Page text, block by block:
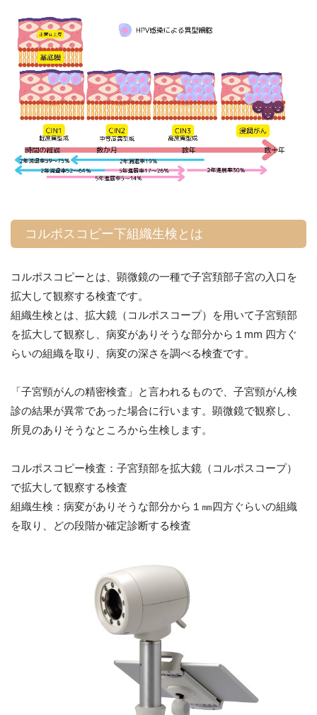
コルポスコピー下組織生検とは
コルポスコピーとは、顕微鏡の一種で子宮頚部子宮の入口を
拡大して観察する検査です。
組織生検とは、拡大鏡（コルポスコープ）を用いて子宮頸部
を拡大して観察し、病変がありそうな部分から１mm 四方ぐ
らいの組織を取り、病変の深さを調べる検査です。
「子宮頸がんの精密検査」と言われるもので、子宮頸がん検
診の結果が異常であった場合に行います。顕微鏡で観察し、
所見のありそうなところから生検します。
コルポスコピー検査：子宮頚部を拡大鏡（コルポスコープ）
で拡大して観察する検査
組織生検：病変がありそうな部分から１㎜四方ぐらいの組織
を取り、どの段階か確定診断する検査